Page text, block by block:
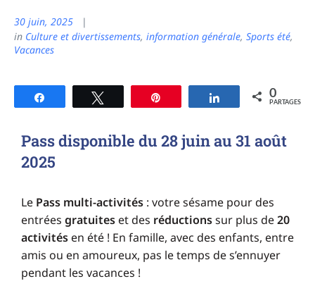
30 juin, 2025
in Culture et divertissements, information générale, Sports été,
Vacances
Partagez 0
PARTAGES
Pass disponible du 28 juin au 31 août
2025
Le Pass multi-activités : votre sésame pour des
entrées gratuites et des réductionssur plus de20
activités en été ! En famille, avec des enfants, entre
amis ou en amoureux, pas le temps de s’ennuyer
pendant les vacances !